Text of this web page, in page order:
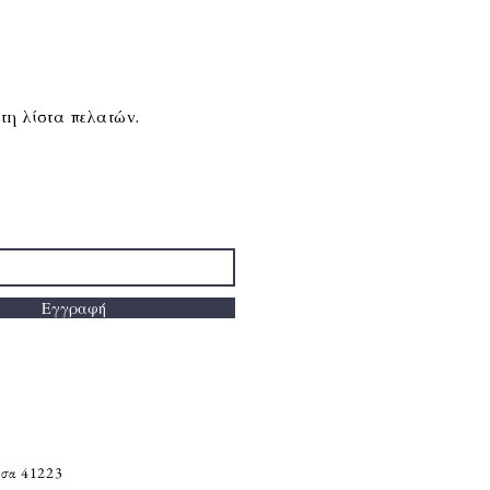
λίστα πελατών.
Εγγραφή
41223